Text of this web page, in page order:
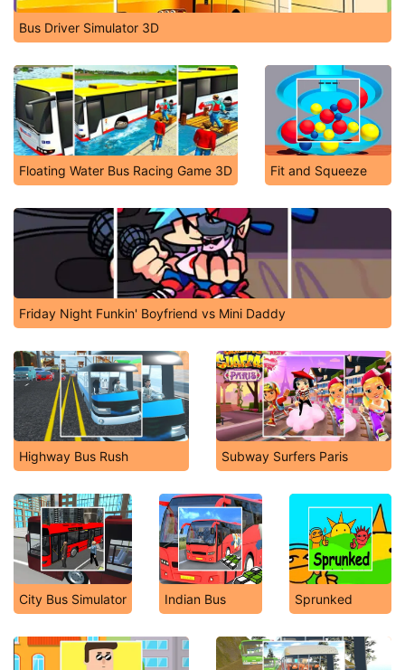
Bus Driver Simulator 3D
Floating Water Bus Racing Game 3D Fit and Squeeze
Friday Night Funkin' Boyfriend vs Mini Daddy
Highway Bus Rush Subway Surfers Paris
City Bus Simulator Indian Bus Sprunked